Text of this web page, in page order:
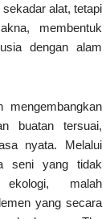
alat, tetapi
membentuk
dengan alam
buatan tersuai,
nyata. Melalui
seni yang tidak
ekologi, malah
yang secara